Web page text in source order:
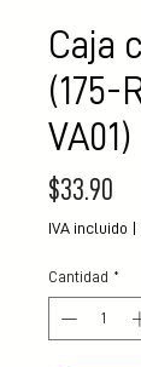
Caja
(175-
VA01)
$33.90
IVA incluido
Cantidad *